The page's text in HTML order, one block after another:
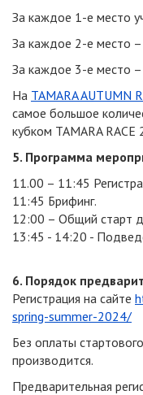
За каждое 1-е место
За каждое 2-е место –
За каждое 3-е место –
На TAMARA AUTUMN
самое большое
кубком TAMARA RACE
5. Программа
11.00 – 11:45
11:45 Брифинг.
12:00 – Общий старт
13:45 - 14:20 -
6. Порядок
Регистрация на сайте
spring-summer-2024/
Без оплаты
производится.
Предварительная